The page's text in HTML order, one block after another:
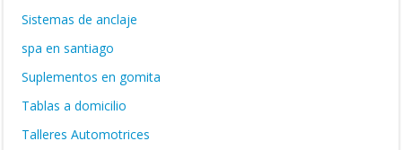
Sistemas de anclaje
spa en santiago
Suplementos en gomita
Tablas a domicilio
Talleres Automotrices